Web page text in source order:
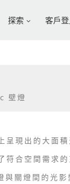
探索 客戶
壁燈
呈現出的大面積
符合空間需求的
與關燈間的光影